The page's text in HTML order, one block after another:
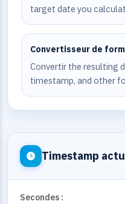
target date you
Convertisseur de
Convertir the resulting
timestamp, and other
Timestamp
Secondes :